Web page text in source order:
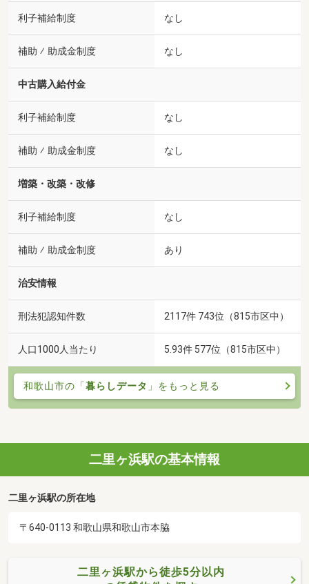
利子補給制度 なし
補助 ⁄ 助成金制度 なし
中古購入給付金
利子補給制度 なし
補助 ⁄ 助成金制度 なし
増築・改築・改修
利子補給制度 なし
補助 ⁄ 助成金制度 あり
治安情報
刑法犯認知件数 2117件 743位（815市区中）
人口1000人当たり 5.93件 577位（815市区中）
和歌山市の「暮らしデータ 」をもっと見る
二里ヶ浜駅の基本情報
二里ヶ浜駅の所在地
〒640-0113 和歌山県和歌山市本脇
二里ヶ浜駅から徒歩5分以内